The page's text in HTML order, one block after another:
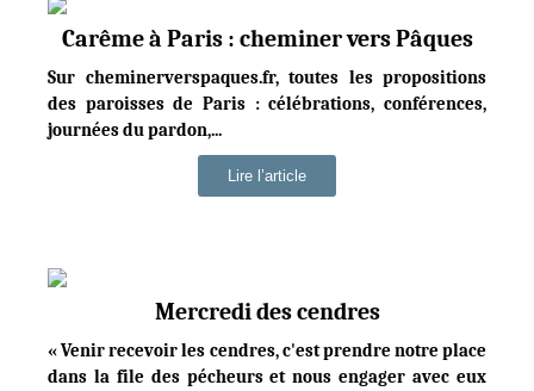
Carême à Paris : cheminer vers Pâques
Sur cheminerverspaques.fr, toutes les propositions
des paroisses de Paris : célébrations, conférences,
journées du pardon,...
Lire l’article
Mercredi des cendres
« Venir recevoir les cendres, c'est prendre notre place
dans la file des pécheurs et nous engager avec eux